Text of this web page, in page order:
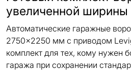
увеличенной ширины
Автоматические гаражные
2750×2250 мм с приводом
комплект для тех, кому нужен
гаража при сохранении